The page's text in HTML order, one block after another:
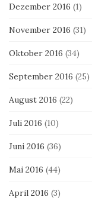
Dezember 2016 (1)
November 2016 (31)
Oktober 2016 (34)
September 2016 (25)
August 2016 (22)
Juli 2016 (10)
Juni 2016 (36)
Mai 2016 (44)
April 2016 (3)